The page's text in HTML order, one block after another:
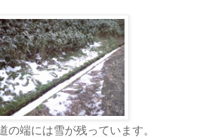
の端には雪が残っています。